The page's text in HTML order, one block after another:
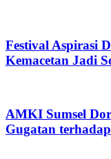
Festival Aspirasi
Kemacetan Jadi
AMKI Sumsel
Gugatan